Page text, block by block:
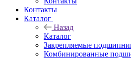
Контакты
Каталог
Назад
Каталог
Закрепляемые
Комбинированные